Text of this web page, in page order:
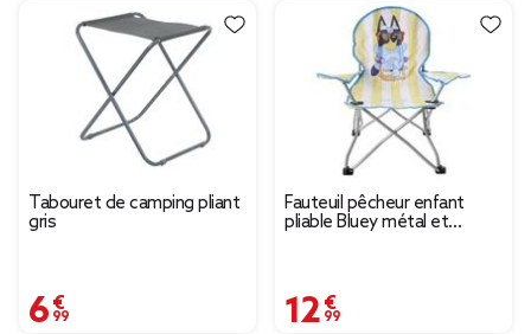
Tabouret de camping pliant
gris
6,99 €
Fauteuil pêcheur enfant
pliable Bluey métal et
12,99 €